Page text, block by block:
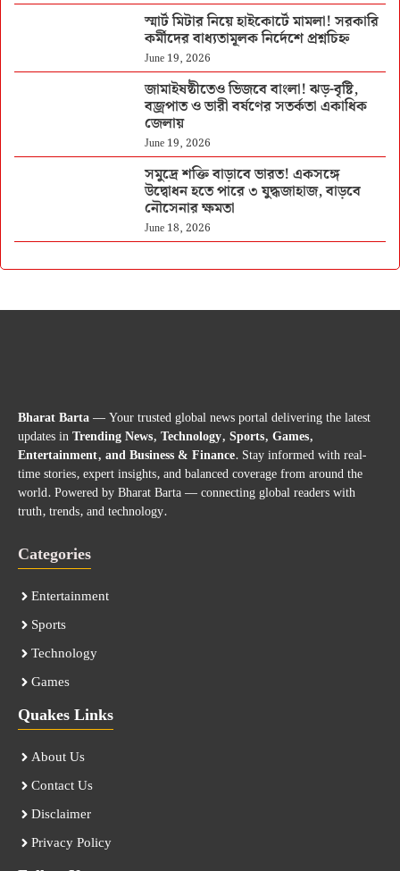
স্মার্ট মিটার নিয়ে হাইকোর্টে মামলা! সরকারি
কর্মীদের বাধ্যতামূলক নির্দেশে প্রশ্নচিহ্ন
June 19, 2026
জামাইষষ্ঠীতেও ভিজবে বাংলা! ঝড়-বৃষ্টি,
বজ্রপাত ও ভারী বর্ষণের সতর্কতা একাধিক
জেলায়
June 19, 2026
সমুদ্রে শক্তি বাড়াবে ভারত! একসঙ্গে
উদ্বোধন হতে পারে ৩ যুদ্ধজাহাজ, বাড়বে
নৌসেনার ক্ষমতা
June 18, 2026
Bharat Barta— Your trusted global news portal delivering the latest
updates inTrending News, Technology, Sports, Games,
Entertainment, and Business & Finance. Stay informed with real-
time stories, expert insights, and balanced coverage from around the
world. Powered by Bharat Barta — connecting global readers with
truth, trends, and technology.
Categories
Entertainment
Sports
Technology
Games
Quakes Links
About Us
Contact Us
Disclaimer
Privacy Policy